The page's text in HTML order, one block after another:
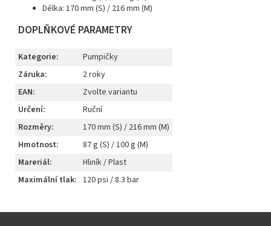
Délka: 170 mm (S) / 216 mm (M)
DOPLŇKOVÉ PARAMETRY
Kategorie:
Pumpičky
Záruka:
2 roky
EAN:
Zvolte variantu
Určení:
Ruční
Rozměry:
170 mm (S) / 216 mm (M)
Hmotnost:
87 g (S) / 100 g (M)
Mareriál:
Hliník / Plast
Maximální tlak: 120 psi / 8.3 bar
Z